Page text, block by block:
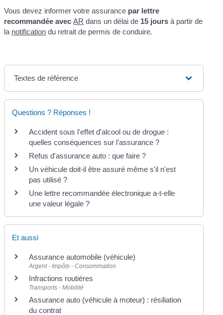
Vous devez informer votre assurance par lettre
recommandée avecAR dans un délai de 15 jours à partir de
la notification du retrait de permis de conduire.
Textes de référence
Questions ? Réponses !
Accident sous l'effet d'alcool ou de drogue :
quelles conséquences sur l'assurance ?
Refus d'assurance auto : que faire ?
Un véhicule doit-il être assuré même s'il n'est
pas utilisé ?
Une lettre recommandée électronique a-t-elle
une valeur légale ?
Et aussi
Assurance automobile (véhicule)
Argent - Impôts - Consommation
Infractions routières
Transports - Mobilité
Assurance auto (véhicule à moteur) : résiliation
du contrat